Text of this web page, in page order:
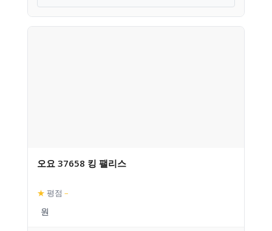
오요 37658 킹 팰리스
★ 평점 –